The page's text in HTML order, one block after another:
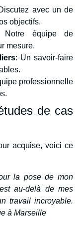
avec un de
objectifs.
Notre équipe de
mesure.
: Un savoir-faire
professionnelle
de cas
acquise, voici ce
la pose de mon
au-delà de mes
travail incroyable.
à Marseille